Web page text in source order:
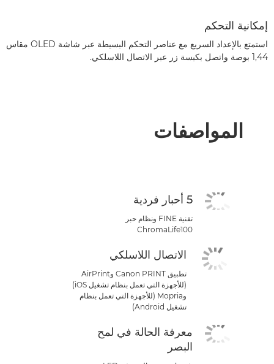
إمكانية التحكم
استمتع بالإعداد السريع مع عناصر التحكم البسيطة عبر شاشة OLED مقاس
1,44 بوصة واتصل بكبسة زر عبر الاتصال اللاسلكي.
المواصفات
5 أحبار فردية
تقنية FINE ونظام حبر
ChromaLife100
الاتصال اللاسلكي
تطبيق Canon PRINT وAirPrint
(للأجهزة التي تعمل بنظام تشغيل iOS)
وMopria (للأجهزة التي تعمل بنظام
تشغيل Android)
معرفة الحالة في لمح
البصر